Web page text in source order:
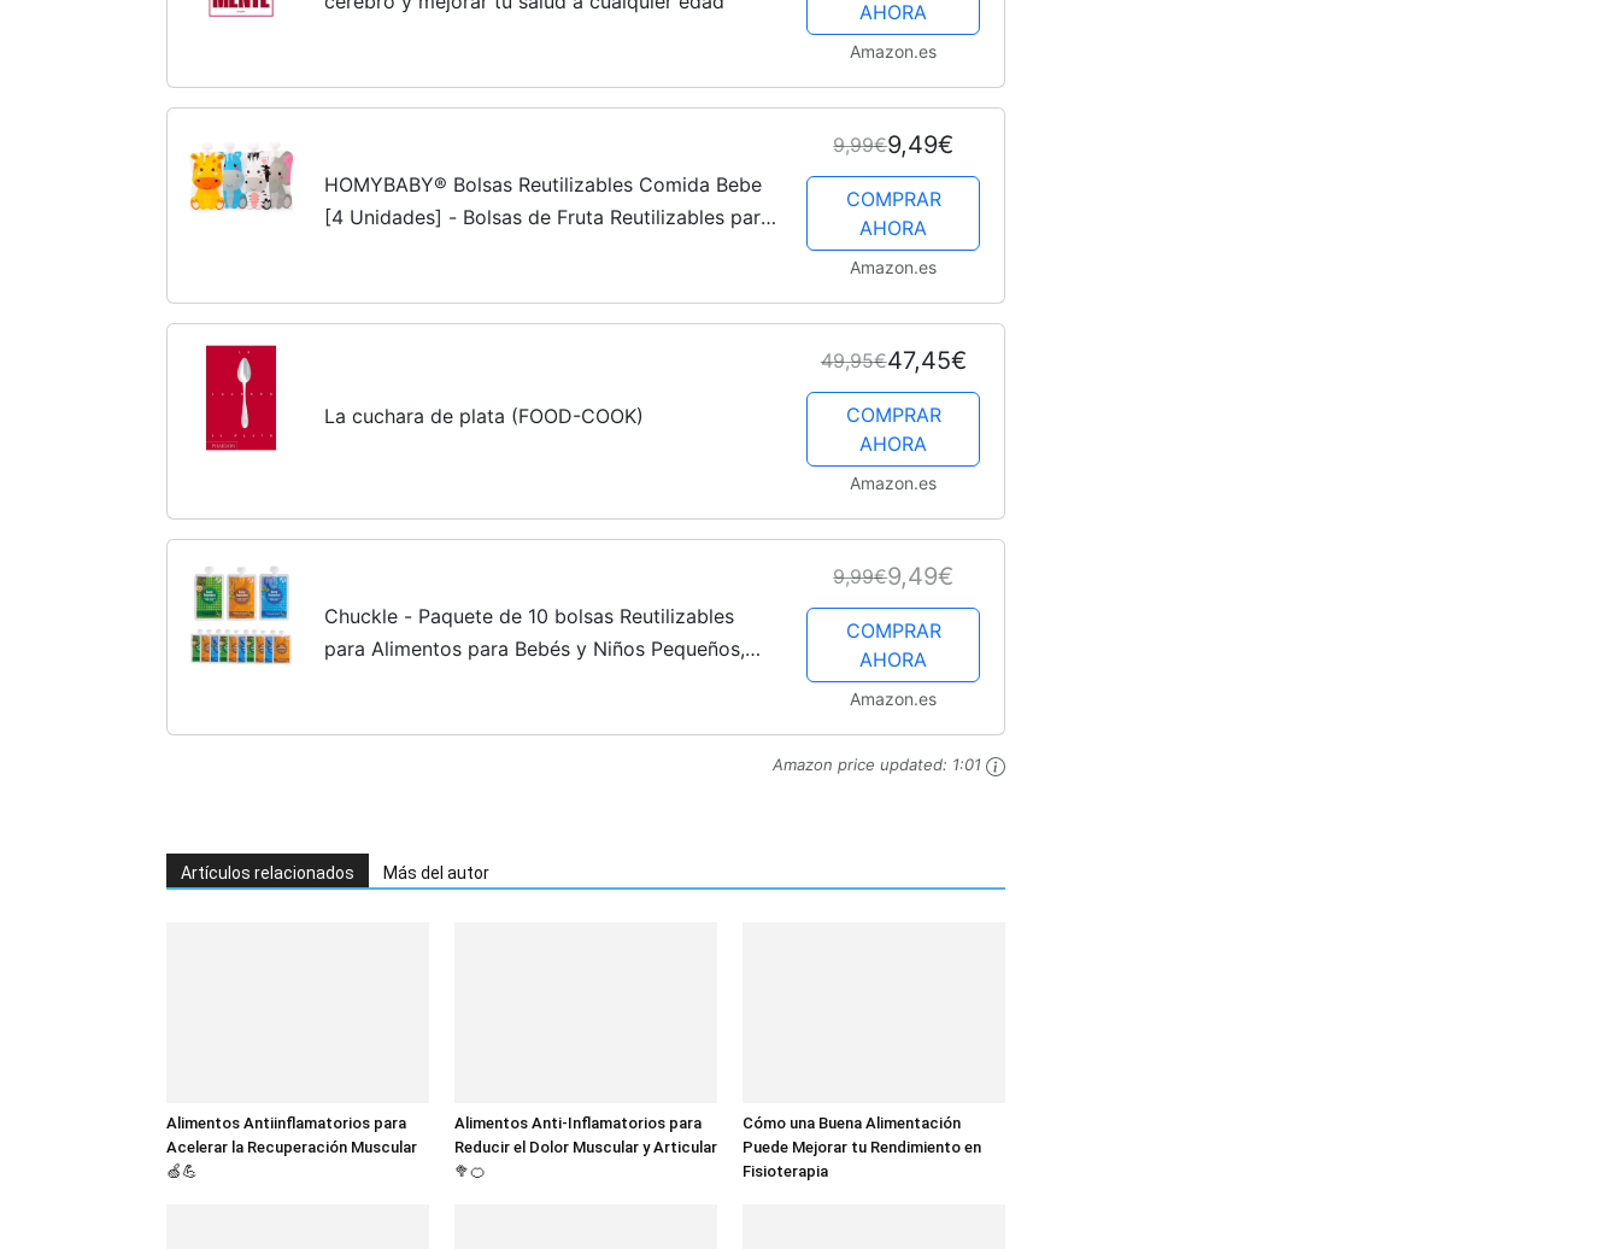
AHORA
Amazon.es
HOMYBABY® Bolsas Reutilizables Comida Bebe
[4 Unidades] - Bolsas de Fruta Reutilizables para
9,99€9,49€
COMPRAR
AHORA
Amazon.es
La cuchara de plata (FOOD-COOK)
49,95€47,45€
COMPRAR
AHORA
Amazon.es
Chuckle - Paquete de 10 bolsas Reutilizables
para Alimentos para Bebés y Niños Pequeños,
9,99€9,49€
COMPRAR
AHORA
Amazon.es
Amazon price updated: 1:01
Artículos relacionados Más del autor
Alimentos Antiinflamatorios para
Acelerar la Recuperación Muscular
🍏💪
Alimentos Anti-Inflamatorios para
Reducir el Dolor Muscular y Articular
🥦🍊
Cómo una Buena Alimentación
Puede Mejorar tu Rendimiento en
Fisioterapia